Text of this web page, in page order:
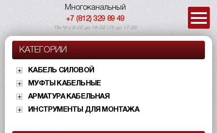
Многоканальный
+7 (812) 329 89 49
Пн-Чт с 9-00 до 18-00 | Пт до 17-00
КАТЕГОРИИ
КАБЕЛЬ СИЛОВОЙ
МУФТЫ КАБЕЛЬНЫЕ
АРМАТУРА КАБЕЛЬНАЯ
ИНСТРУМЕНТЫ ДЛЯ МОНТАЖА